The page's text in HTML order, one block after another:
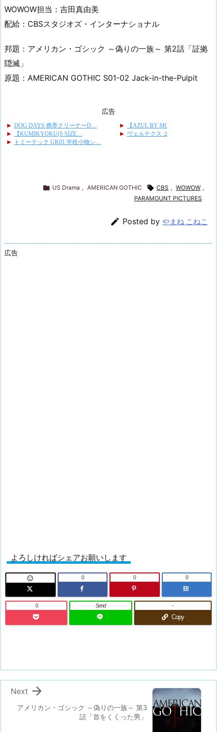
WOWOW担当：吉田真由美
配給：CBSスタジオズ・インターナショナル
邦題：アメリカン・ゴシック ～偽りの一族～ 第2話「証拠
隠滅」
原題：AMERICAN GOTHIC S01-02 Jack-in-the-Pulpit
広告
 US Drama , AMERICAN GOTHIC  CBS , WOWOW ,
PARAMOUNT PICTURES
 Posted by やまね こねこ
広告
よろしければシェアお願いします
 0 0
B!
0
0 Send
Copy
-
アメリカン・ゴシック ～偽りの一族～ 第3
話「首をくくった男」

Next